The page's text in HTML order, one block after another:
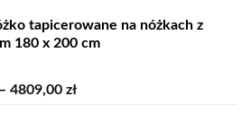
tapicerowane na nóżkach z
180 x 200 cm
– 4809,00 złZakres